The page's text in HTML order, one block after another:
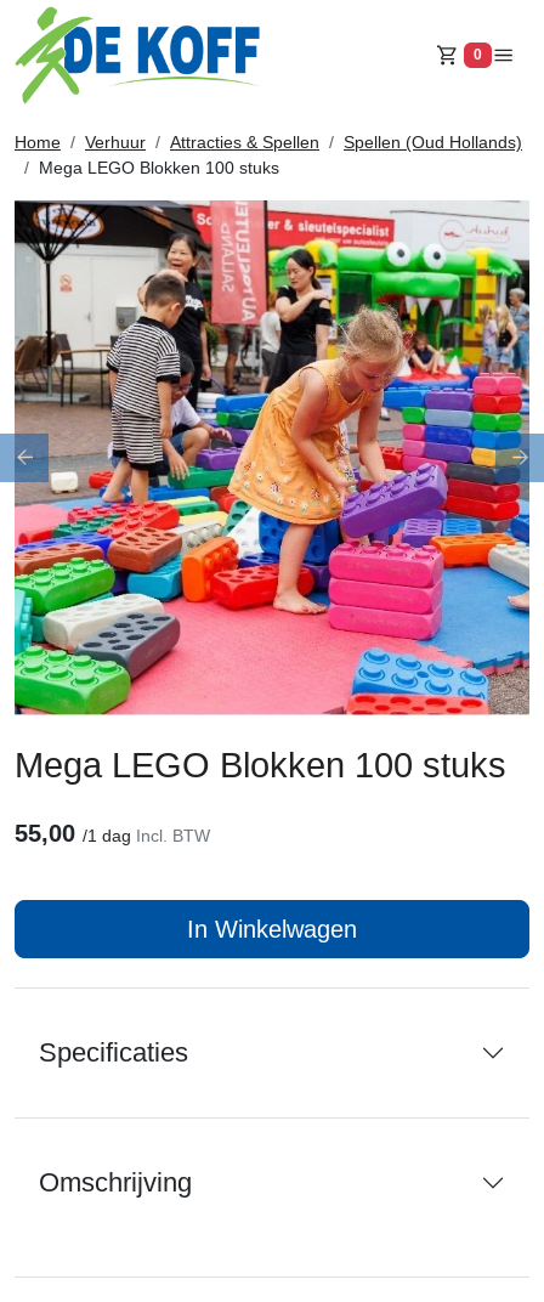
0
Home Verhuur Attracties & Spellen
Spellen (Oud Hollands)
Mega LEGO Blokken 100 stuks
Previous
Mega LEGO Blokken 100 stuks
55,00 /1 dag Incl. BTW
In Winkelwagen
Specificaties
Omschrijving